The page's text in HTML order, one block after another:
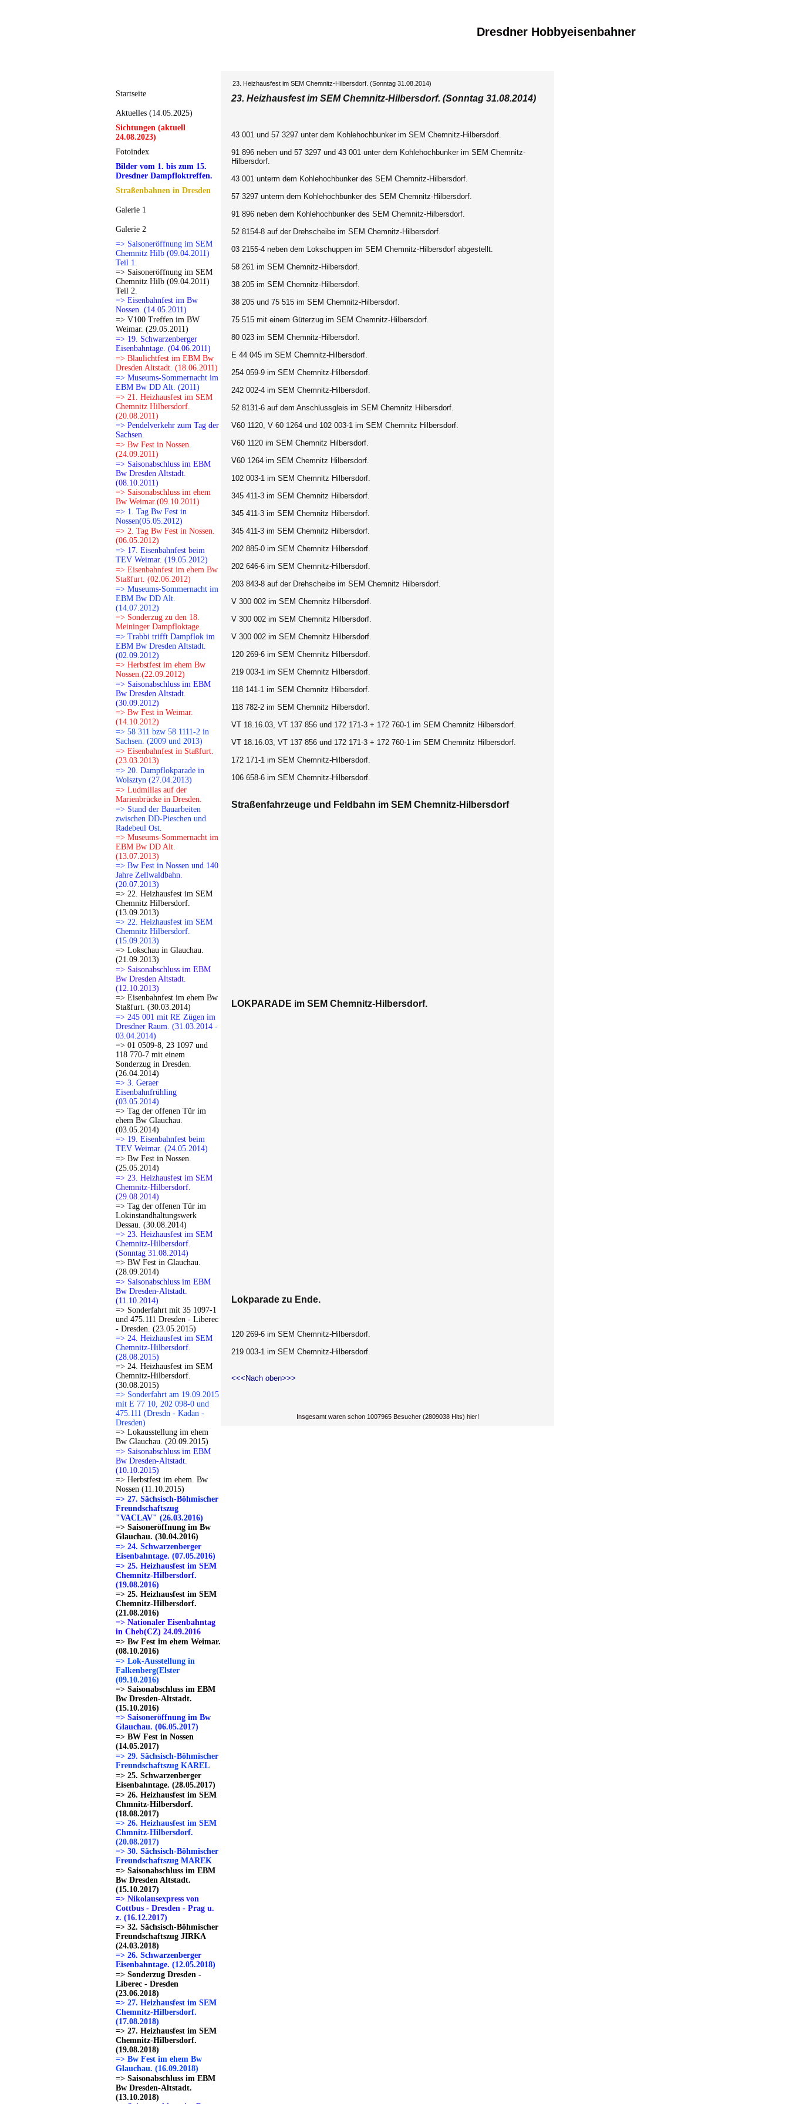
Dresdner Hobbyeisenbahner
Startseite
Aktuelles (14.05.2025)
Sichtungen (aktuell
24.08.2023)
Fotoindex
Bilder vom 1. bis zum 15.
Dresdner Dampfloktreffen.
Straßenbahnen in Dresden
Galerie 1
Galerie 2
=> Saisoneröffnung im SEM
Chemnitz Hilb (09.04.2011)
Teil 1.
=> Saisoneröffnung im SEM
Chemnitz Hilb (09.04.2011)
Teil 2.
=> Eisenbahnfest im Bw
Nossen. (14.05.2011)
=> V100 Treffen im BW
Weimar. (29.05.2011)
=> 19. Schwarzenberger
Eisenbahntage. (04.06.2011)
=> Blaulichtfest im EBM Bw
Dresden Altstadt. (18.06.2011)
=> Museums-Sommernacht im
EBM Bw DD Alt. (2011)
=> 21. Heizhausfest im SEM
Chemnitz Hilbersdorf.
(20.08.2011)
=> Pendelverkehr zum Tag der
Sachsen.
=> Bw Fest in Nossen.
(24.09.2011)
=> Saisonabschluss im EBM
Bw Dresden Altstadt.
(08.10.2011)
=> Saisonabschluss im ehem
Bw Weimar.(09.10.2011)
=> 1. Tag Bw Fest in
Nossen(05.05.2012)
=> 2. Tag Bw Fest in Nossen.
(06.05.2012)
=> 17. Eisenbahnfest beim
TEV Weimar. (19.05.2012)
=> Eisenbahnfest im ehem Bw
Staßfurt. (02.06.2012)
=> Museums-Sommernacht im
EBM Bw DD Alt.
(14.07.2012)
=> Sonderzug zu den 18.
Meininger Dampfloktage.
=> Trabbi trifft Dampflok im
EBM Bw Dresden Altstadt.
(02.09.2012)
=> Herbstfest im ehem Bw
Nossen.(22.09.2012)
=> Saisonabschluss im EBM
Bw Dresden Altstadt.
(30.09.2012)
=> Bw Fest in Weimar.
(14.10.2012)
=> 58 311 bzw 58 1111-2 in
Sachsen. (2009 und 2013)
=> Eisenbahnfest in Staßfurt.
(23.03.2013)
=> 20. Dampflokparade in
Wolsztyn (27.04.2013)
=> Ludmillas auf der
Marienbrücke in Dresden.
=> Stand der Bauarbeiten
zwischen DD-Pieschen und
Radebeul Ost.
=> Museums-Sommernacht im
EBM Bw DD Alt.
(13.07.2013)
=> Bw Fest in Nossen und 140
Jahre Zellwaldbahn.
(20.07.2013)
=> 22. Heizhausfest im SEM
Chemnitz Hilbersdorf.
(13.09.2013)
=> 22. Heizhausfest im SEM
Chemnitz Hilbersdorf.
(15.09.2013)
=> Lokschau in Glauchau.
(21.09.2013)
=> Saisonabschluss im EBM
Bw Dresden Altstadt.
(12.10.2013)
=> Eisenbahnfest im ehem Bw
Staßfurt. (30.03.2014)
=> 245 001 mit RE Zügen im
Dresdner Raum. (31.03.2014 -
03.04.2014)
=> 01 0509-8, 23 1097 und
118 770-7 mit einem
Sonderzug in Dresden.
(26.04.2014)
=> 3. Geraer
Eisenbahnfrühling
(03.05.2014)
=> Tag der offenen Tür im
ehem Bw Glauchau.
(03.05.2014)
=> 19. Eisenbahnfest beim
TEV Weimar. (24.05.2014)
=> Bw Fest in Nossen.
(25.05.2014)
=> 23. Heizhausfest im SEM
Chemnitz-Hilbersdorf.
(29.08.2014)
=> Tag der offenen Tür im
Lokinstandhaltungswerk
Dessau. (30.08.2014)
=> 23. Heizhausfest im SEM
Chemnitz-Hilbersdorf.
(Sonntag 31.08.2014)
=> BW Fest in Glauchau.
(28.09.2014)
=> Saisonabschluss im EBM
Bw Dresden-Altstadt.
(11.10.2014)
=> Sonderfahrt mit 35 1097-1
und 475.111 Dresden - Liberec
- Dresden. (23.05.2015)
=> 24. Heizhausfest im SEM
Chemnitz-Hilbersdorf.
(28.08.2015)
=> 24. Heizhausfest im SEM
Chemnitz-Hilbersdorf.
(30.08.2015)
=> Sonderfahrt am 19.09.2015
mit E 77 10, 202 098-0 und
475.111 (Dresdn - Kadan -
Dresden)
=> Lokausstellung im ehem
Bw Glauchau. (20.09.2015)
=> Saisonabschluss im EBM
Bw Dresden-Altstadt.
(10.10.2015)
=> Herbstfest im ehem. Bw
Nossen (11.10.2015)
=> 27. Sächsisch-Böhmischer
Freundschaftszug
"VACLAV" (26.03.2016)
=> Saisoneröffnung im Bw
Glauchau. (30.04.2016)
=> 24. Schwarzenberger
Eisenbahntage. (07.05.2016)
=> 25. Heizhausfest im SEM
Chemnitz-Hilbersdorf.
(19.08.2016)
=> 25. Heizhausfest im SEM
Chemnitz-Hilbersdorf.
(21.08.2016)
=> Nationaler Eisenbahntag
in Cheb(CZ) 24.09.2016
=> Bw Fest im ehem Weimar.
(08.10.2016)
=> Lok-Ausstellung in
Falkenberg(Elster
(09.10.2016)
=> Saisonabschluss im EBM
Bw Dresden-Altstadt.
(15.10.2016)
=> Saisoneröffnung im Bw
Glauchau. (06.05.2017)
=> BW Fest in Nossen
(14.05.2017)
=> 29. Sächsisch-Böhmischer
Freundschaftszug KAREL
=> 25. Schwarzenberger
Eisenbahntage. (28.05.2017)
=> 26. Heizhausfest im SEM
Chmnitz-Hilbersdorf.
(18.08.2017)
=> 26. Heizhausfest im SEM
Chmnitz-Hilbersdorf.
(20.08.2017)
=> 30. Sächsisch-Böhmischer
Freundschaftszug MAREK
=> Saisonabschluss im EBM
Bw Dresden Altstadt.
(15.10.2017)
=> Nikolausexpress von
Cottbus - Dresden - Prag u.
z. (16.12.2017)
=> 32. Sächsisch-Böhmischer
Freundschaftszug JIRKA
(24.03.2018)
=> 26. Schwarzenberger
Eisenbahntage. (12.05.2018)
=> Sonderzug Dresden -
Liberec - Dresden
(23.06.2018)
=> 27. Heizhausfest im SEM
Chemnitz-Hilbersdorf.
(17.08.2018)
=> 27. Heizhausfest im SEM
Chemnitz-Hilbersdorf.
(19.08.2018)
=> Bw Fest im ehem Bw
Glauchau. (16.09.2018)
=> Saisonabschluss im EBM
Bw Dresden-Altstadt.
(13.10.2018)
23. Heizhausfest im SEM Chemnitz-Hilbersdorf. (Sonntag 31.08.2014)
23. Heizhausfest im SEM Chemnitz-Hilbersdorf. (Sonntag 31.08.2014)
43 001 und 57 3297 unter dem Kohlehochbunker im SEM Chemnitz-Hilbersdorf.
91 896 neben und 57 3297 und 43 001 unter dem Kohlehochbunker im SEM Chemnitz-
Hilbersdorf.
43 001 unterm dem Kohlehochbunker des SEM Chemnitz-Hilbersdorf.
57 3297 unterm dem Kohlehochbunker des SEM Chemnitz-Hilbersdorf.
91 896 neben dem Kohlehochbunker des SEM Chemnitz-Hilbersdorf.
52 8154-8 auf der Drehscheibe im SEM Chemnitz-Hilbersdorf.
03 2155-4 neben dem Lokschuppen im SEM Chemnitz-Hilbersdorf abgestellt.
58 261 im SEM Chemnitz-Hilbersdorf.
38 205 im SEM Chemnitz-Hilbersdorf.
38 205 und 75 515 im SEM Chemnitz-Hilbersdorf.
75 515 mit einem Güterzug im SEM Chemnitz-Hilbersdorf.
80 023 im SEM Chemnitz-Hilbersdorf.
E 44 045 im SEM Chemnitz-Hilbersdorf.
254 059-9 im SEM Chemnitz-Hilbersdorf.
242 002-4 im SEM Chemnitz-Hilbersdorf.
52 8131-6 auf dem Anschlussgleis im SEM Chemnitz Hilbersdorf.
V60 1120, V 60 1264 und 102 003-1 im SEM Chemnitz Hilbersdorf.
V60 1120 im SEM Chemnitz Hilbersdorf.
V60 1264 im SEM Chemnitz Hilbersdorf.
102 003-1 im SEM Chemnitz Hilbersdorf.
345 411-3 im SEM Chemnitz Hilbersdorf.
345 411-3 im SEM Chemnitz Hilbersdorf.
345 411-3 im SEM Chemnitz Hilbersdorf.
202 885-0 im SEM Chemnitz Hilbersdorf.
202 646-6 im SEM Chemnitz-Hilbersdorf.
203 843-8 auf der Drehscheibe im SEM Chemnitz Hilbersdorf.
V 300 002 im SEM Chemnitz Hilbersdorf.
V 300 002 im SEM Chemnitz Hilbersdorf.
V 300 002 im SEM Chemnitz Hilbersdorf.
120 269-6 im SEM Chemnitz Hilbersdorf.
219 003-1 im SEM Chemnitz Hilbersdorf.
118 141-1 im SEM Chemnitz Hilbersdorf.
118 782-2 im SEM Chemnitz Hilbersdorf.
VT 18.16.03, VT 137 856 und 172 171-3 + 172 760-1 im SEM Chemnitz Hilbersdorf.
VT 18.16.03, VT 137 856 und 172 171-3 + 172 760-1 im SEM Chemnitz Hilbersdorf.
172 171-1 im SEM Chemnitz-Hilbersdorf.
106 658-6 im SEM Chemnitz-Hilbersdorf.
Straßenfahrzeuge und Feldbahn im SEM Chemnitz-Hilbersdorf
LOKPARADE im SEM Chemnitz-Hilbersdorf.
Lokparade zu Ende.
120 269-6 im SEM Chemnitz-Hilbersdorf.
219 003-1 im SEM Chemnitz-Hilbersdorf.
<<<Nach oben>>>
Insgesamt waren schon 1007965 Besucher (2809038 Hits) hier!